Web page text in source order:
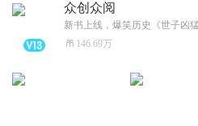
众创众阅
146.69万